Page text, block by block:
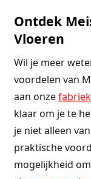
Ontdek
Vloeren
Wil je meer
voordelen van
aan onzefabriek
klaar om je te
je niet alleen
praktische
mogelijkheid